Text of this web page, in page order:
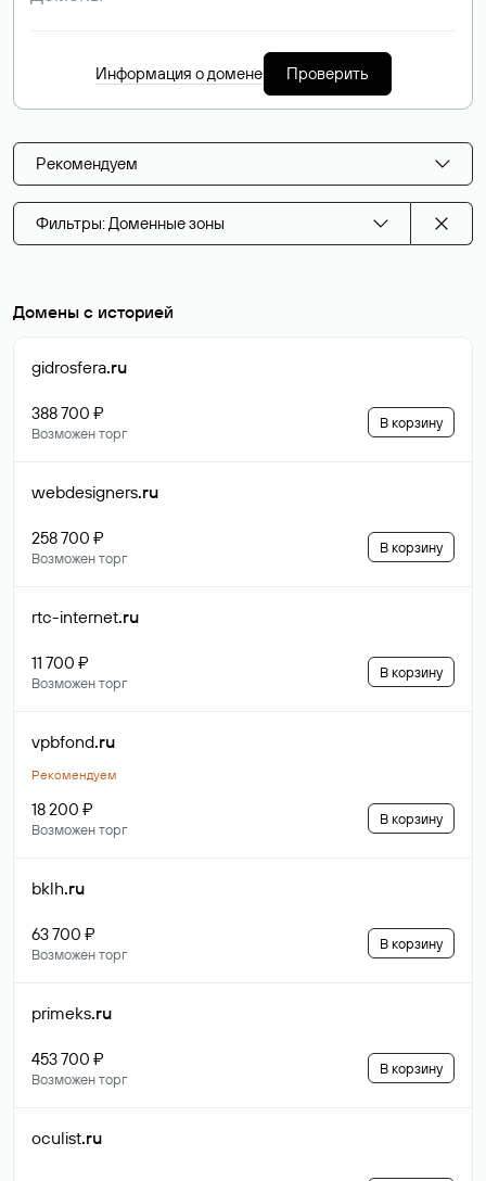
Информация о домене Проверить
Рекомендуем
Фильтры: Доменные зоны
Домены с историей
gidrosfera.ru
388 700 ₽
Возможен торг
В корзину
webdesigners.ru
258 700 ₽
Возможен торг
В корзину
rtc-internet.ru
11 700 ₽
Возможен торг
В корзину
vpbfond.ru
Рекомендуем
18 200 ₽
Возможен торг
В корзину
bklh.ru
63 700 ₽
Возможен торг
В корзину
primeks.ru
453 700 ₽
Возможен торг
В корзину
oculist.ru